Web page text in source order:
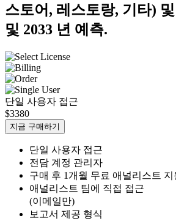
스토어, 레스토랑, 기타)
및 2033 년 예측.
단일 사용자 접근
$3380
지금 구매하기
단일 사용자 접근
전담 계정 관리자
구매 후 1개월 무료 애널리스트 지
애널리스트 팀에 직접 접근
(이메일만)
보고서 제공 형식